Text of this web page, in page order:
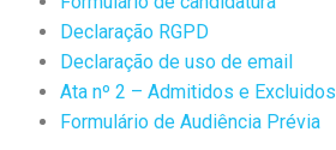
Declaração RGPD
Declaração de uso de email
Ata nº 2 – Admitidos e Excluidos
Formulário de Audiência Prévia